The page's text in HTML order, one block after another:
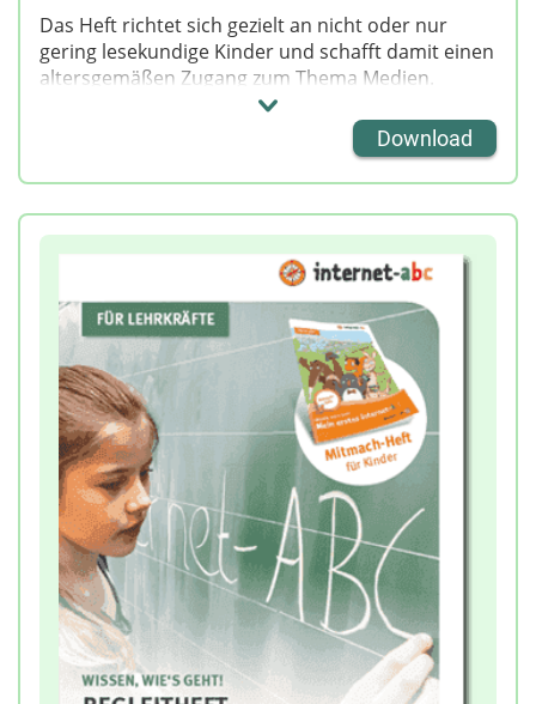
Das Heft richtet sich gezielt an nicht oder nur
gering lesekundige Kinder und schafft damit einen
altersgemäßen Zugang zum Thema Medien.
Neben Wimmelbildern, Comics und einfachen
Bastel- und Arbeitsaufträgen bietet das Heft viel
Raum zur kreativen Auseinandersetzung mit der
eigenen Mediennutzung und verwandten Themen
wie Datenschutz, Werbung oder Privatsphäre.
Die Arbeitsblätter sind so gestaltet, dass die
Kinder diese in jeweils ca. 10 bis 20 Minuten lösen
können.
Das Mitmachheft lässt sich zudem gut mit
Angeboten für Eltern und Familien vereinen. So
finden sich an einigen Stellen Hinweise auf
gemeinsame Eltern-Kind-Aktionen.
Jedes Kind der Klasse erhält sein eigenes Heft, das
es individuell gestalten kann.
Hinweis:Zur Bearbeitung des Heftes sollte wenn
möglich das Begleitheft für Lehrkräfte
hinzugenommen werden. Sie erhalten dort
ausführliche Hinweise zur Bearbeitung der
Aufgaben und zur medienpädagogischen
Zielsetzung. Weitere Infos und Download dazu
siehe unten!
Download